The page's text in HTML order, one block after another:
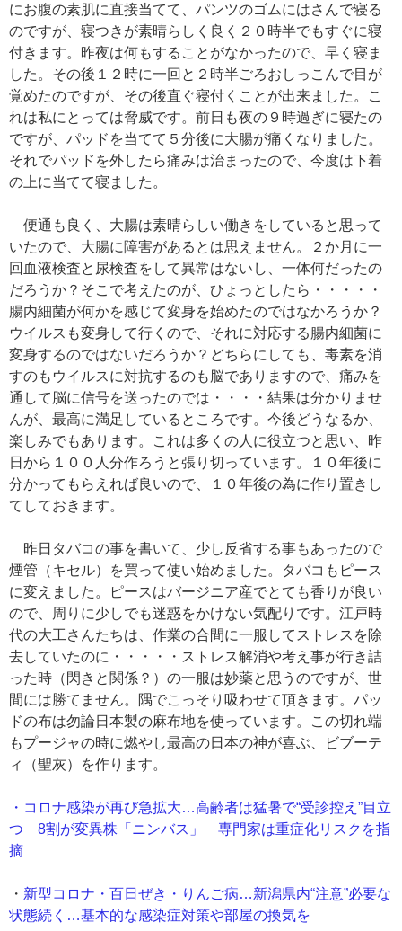
にお腹の素肌に直接当てて、パンツのゴムにはさんで寝る
のですが、寝つきが素晴らしく良く２０時半でもすぐに寝
付きます。昨夜は何もすることがなかったので、早く寝ま
した。その後１２時に一回と２時半ごろおしっこんで目が
覚めたのですが、その後直ぐ寝付くことが出来ました。こ
れは私にとっては脅威です。前日も夜の９時過ぎに寝たの
ですが、パッドを当てて５分後に大腸が痛くなりました。
それでパッドを外したら痛みは治まったので、今度は下着
の上に当てて寝ました。
便通も良く、大腸は素晴らしい働きをしていると思って
いたので、大腸に障害があるとは思えません。２か月に一
回血液検査と尿検査をして異常はないし、一体何だったの
だろうか？そこで考えたのが、ひょっとしたら・・・・・
腸内細菌が何かを感じて変身を始めたのではなかろうか？
ウイルスも変身して行くので、それに対応する腸内細菌に
変身するのではないだろうか？どちらにしても、毒素を消
すのもウイルスに対抗するのも脳でありますので、痛みを
通して脳に信号を送ったのでは・・・・結果は分かりませ
んが、最高に満足しているところです。今後どうなるか、
楽しみでもあります。これは多くの人に役立つと思い、昨
日から１００人分作ろうと張り切っています。１０年後に
分かってもらえれば良いので、１０年後の為に作り置きし
てしておきます。
昨日タバコの事を書いて、少し反省する事もあったので
煙管（キセル）を買って使い始めました。タバコもピース
に変えました。ピースはバージニア産でとても香りが良い
ので、周りに少しでも迷惑をかけない気配りです。江戸時
代の大工さんたちは、作業の合間に一服してストレスを除
去していたのに・・・・・ストレス解消や考え事が行き詰
った時（閃きと関係？）の一服は妙薬と思うのですが、世
間には勝てません。隅でこっそり吸わせて頂きます。パッ
ドの布は勿論日本製の麻布地を使っています。この切れ端
もプージャの時に燃やし最高の日本の神が喜ぶ、ビブーテ
ィ（聖灰）を作ります。
・コロナ感染が再び急拡大…高齢者は猛暑で“受診控え”目立
つ 8割が変異株「ニンバス」 専門家は重症化リスクを指
摘
・ 新型コロナ・百日ぜき・りんご病…新潟県内“注意”必要な
状態続く…基本的な感染症対策や部屋の換気を